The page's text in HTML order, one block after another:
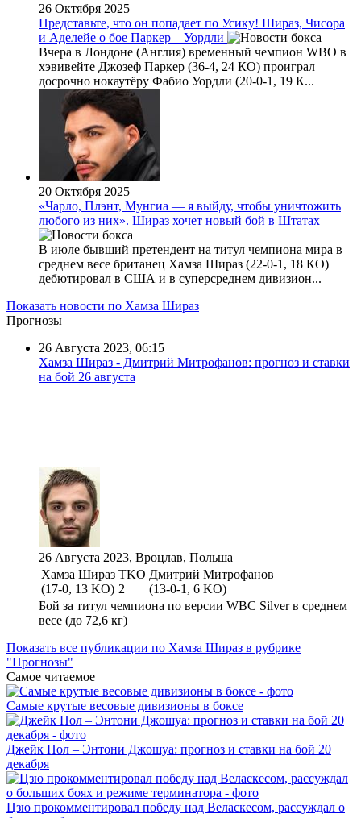
26 Октября 2025
Представьте, что он попадает по Усику! Шираз, Чисора
и Аделейе о бое Паркер – Уордли
Вчера в Лондоне (Англия) временный чемпион WBO в
хэвивейте Джозеф Паркер (36-4, 24 КО) проиграл
досрочно нокаутёру Фабио Уордли (20-0-1, 19 К...
20 Октября 2025
«Чарло, Плэнт, Мунгиа — я выйду, чтобы уничтожить
любого из них». Шираз хочет новый бой в Штатах
В июле бывший претендент на титул чемпиона мира в
среднем весе британец Хамза Шираз (22-0-1, 18 КО)
дебютировал в США и в суперсреднем дивизион...
Показать новости по Хамза Шираз
Прогнозы
26 Августа 2023, 06:15
Хамза Шираз - Дмитрий Митрофанов: прогноз и ставки
на бой 26 августа
26 Августа 2023, Вроцлав, Польша
Хамза Шираз
(17-0, 13 KO)
TKO
2
Дмитрий Митрофанов
(13-0-1, 6 KO)
Бой за титул чемпиона по версии WBC Silver в среднем
весе (до 72,6 кг)
Показать все публикации по Хамза Шираз в рубрике
"Прогнозы"
Самое читаемое
Самые крутые весовые дивизионы в боксе
Джейк Пол – Энтони Джошуа: прогноз и ставки на бой 20
декабря
Цзю прокомментировал победу над Веласкесом, рассуждал о